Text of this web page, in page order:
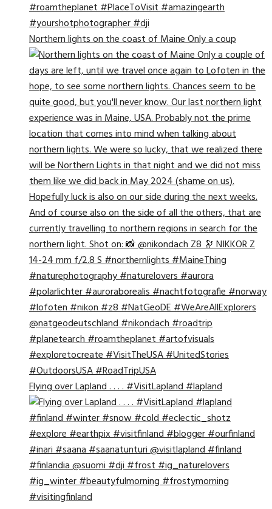
Northern lights on the coast of Maine Only a coup
Flying over Lapland . . . . #VisitLapland #lapland